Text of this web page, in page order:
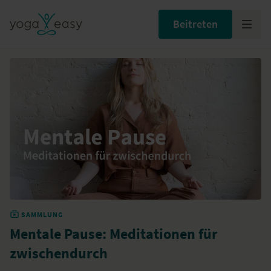
Beitreten
SAMMLUNG
Mentale Pause: Meditationen für
zwischendurch